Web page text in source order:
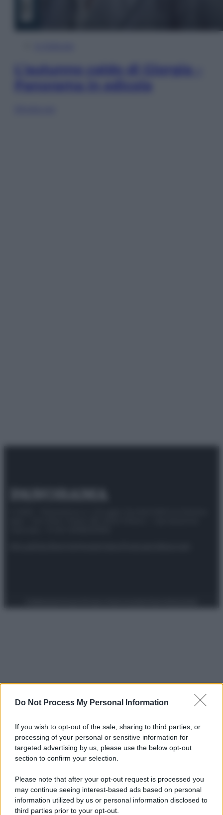
Do Not Process My Personal Information
If you wish to opt-out of the sale, sharing to third parties, or
processing of your personal or sensitive information for
targeted advertising by us, please use the below opt-out
section to confirm your selection.
Please note that after your opt-out request is processed you
may continue seeing interest-based ads based on personal
information utilized by us or personal information disclosed to
third parties prior to your opt-out.
L’autunno caldo di Giorgia –